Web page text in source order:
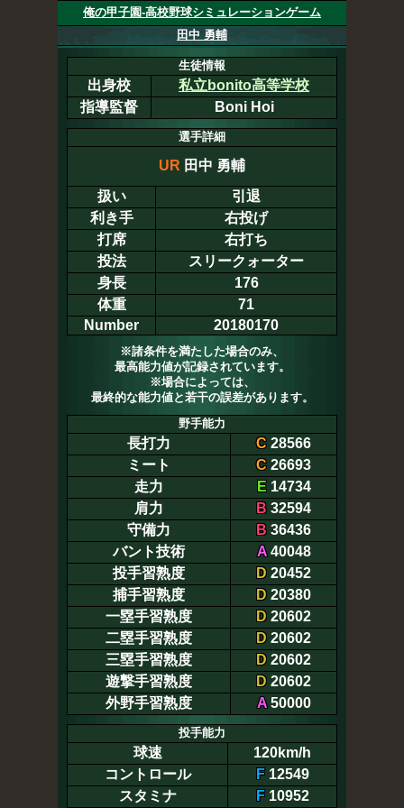
俺の甲子園-高校野球シミュレーションゲーム
田中 勇輔
生徒情報
出身校
私立bonito高等学校
指導監督
Boni Hoi
選手詳細
UR 田中 勇輔
扱い
引退
利き手
右投げ
打席
右打ち
投法
スリークォーター
身長
176
体重
71
Number
20180170
※諸条件を満たした場合のみ、
最高能力値が記録されています。
※場合によっては、
最終的な能力値と若干の誤差があります。
野手能力
長打力 C 28566
ミート
C 26693
走力
E14734
肩力
B 32594
守備力
B 36436
バント技術
A40048
投手習熟度
D 20452
捕手習熟度
D 20380
一塁手習熟度
D 20602
二塁手習熟度
D 20602
三塁手習熟度
D 20602
遊撃手習熟度
D 20602
外野手習熟度
A50000
投手能力
球速
120km/h
コントロール
F12549
スタミナ
F10952